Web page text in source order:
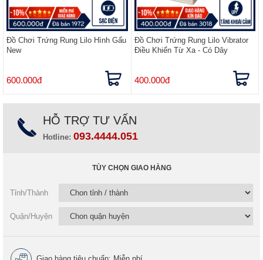
Đồ Chơi Trứng Rung Lilo Hình Gấu
New
600.000đ
Đồ Chơi Trứng Rung Lilo Vibrator
Điều Khiển Từ Xa - Có Dây
400.000đ
HỖ TRỢ TƯ VẤN
Hotline: 093.4444.051
TÙY CHỌN GIAO HÀNG
Tỉnh/Thành
Quận/Huyện